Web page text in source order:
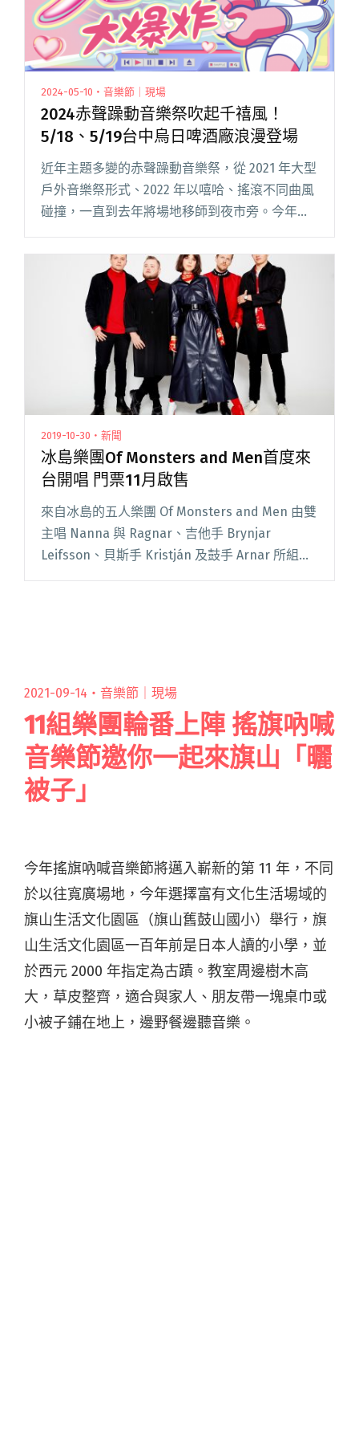
2024-05-10・音樂節｜現場
2024赤聲躁動音樂祭吹起千禧風！
5/18、5/19台中烏日啤酒廠浪漫登場
近年主題多變的赤聲躁動音樂祭，從 2021 年大型
戶外音樂祭形式、2022 年以嘻哈、搖滾不同曲風
碰撞，一直到去年將場地移師到夜市旁。今年將
風格，打造純愛歌舞廳，醉浪漫的千禧派對，邀
請經歷過千禧年閱讀全文 "2024赤聲躁動音樂祭
吹起千禧風！5/18、5/19台中烏日啤酒廠浪漫登
2019-10-30・新聞
冰島樂團Of Monsters and Men首度來
台開唱 門票11月啟售
來自冰島的五人樂團 Of Monsters and Men 由雙
主唱 Nanna 與 Ragnar、吉他手 Brynjar
Leifsson、貝斯手 Kristján 及鼓手 Arnar 所組
成，成軍於 2010 年並在冰島立即奪得一年一度閱
2021-09-14・ 音樂節｜現場
11組樂團輪番上陣 搖旗吶喊
音樂節邀你一起來旗山「曬
被子」
今年搖旗吶喊音樂節將邁入嶄新的第 11 年，不同
於以往寬廣場地，今年選擇富有文化生活場域的
旗山生活文化園區（旗山舊鼓山國小）舉行，旗
山生活文化園區一百年前是日本人讀的小學，並
於西元 2000 年指定為古蹟。教室周邊樹木高
大，草皮整齊，適合與家人、朋友帶一塊桌巾或
小被子鋪在地上，邊野餐邊聽音樂。